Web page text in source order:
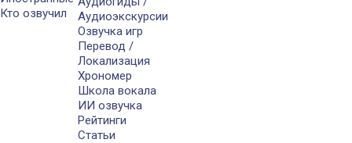
Кто озвучил
Аудиоэкскурсии
Озвучка игр
Перевод /
Локализация
Хрономер
Школа вокала
ИИ озвучка
Рейтинги
Статьи